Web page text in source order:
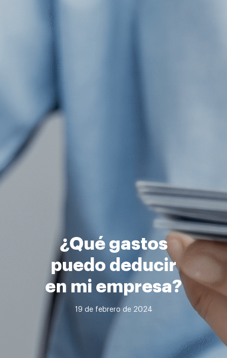
Contacto
Área Cliente
¿Qué gastos
puedo deducir
en mi empresa?
19 de febrero de 2024